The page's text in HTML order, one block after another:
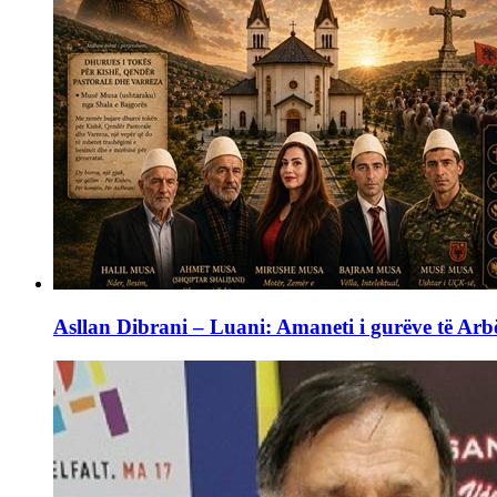
Asllan Dibrani – Luani: Amaneti i gurëve të